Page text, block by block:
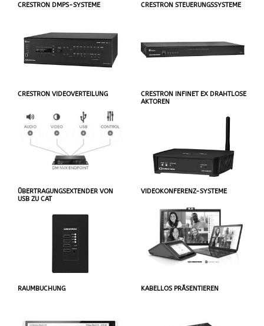
CRESTRON DMPS-SYSTEME CRESTRON STEUERUNGSSYSTEME
CRESTRON VIDEOVERTEILUNG
CRESTRON INFINET EX DRAHTLOSE
AKTOREN
ÜBERTRAGUNGSEXTENDER VON
USB ZU CAT
VIDEOKONFERENZ-SYSTEME
RAUMBUCHUNG KABELLOS PRÄSENTIEREN